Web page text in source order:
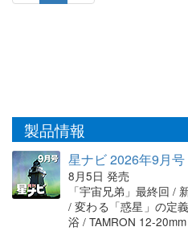
製品情報
星ナビ 2026年9月号
8月5日 発売
「宇宙兄弟」最終回 /
/ 変わる「惑星」の定
浴 / TAMRON 12-